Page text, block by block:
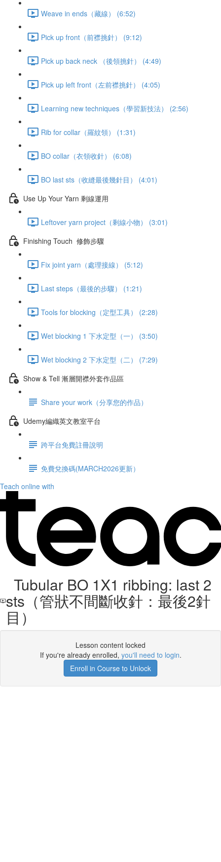
Weave in ends（藏線） (6:52)
Pick up front（前襟挑針） (9:12)
Pick up back neck （後領挑針） (4:49)
Pick up left front（左前襟挑針） (4:05)
Learning new techniques（學習新技法） (2:56)
Rib for collar（羅紋領） (1:31)
BO collar（衣領收針） (6:08)
BO last sts（收縫最後幾針目） (4:01)
Use Up Your Yarn 剩線運用
Leftover yarn project（剩線小物） (3:01)
Finishing Touch 修飾步驟
Fix joint yarn（處理接線） (5:12)
Last steps（最後的步驟） (1:21)
Tools for blocking（定型工具） (2:28)
Wet blocking 1 下水定型（一） (3:50)
Wet blocking 2 下水定型（二） (7:29)
Show & Tell 漸層開襟外套作品區
Share your work（分享您的作品）
Udemy編織英文教室平台
跨平台免費註冊說明
免費兌換碼(MARCH2026更新）
Teach online with
Tubular BO 1X1 ribbing: last 2
sts（管狀不間斷收針：最後2針
目）
Lesson content locked
If you're already enrolled, you'll need to login.
Enroll in Course to Unlock